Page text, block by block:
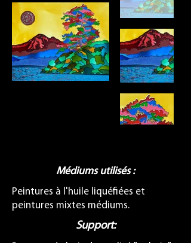
Médiums utilisés :
Peintures à l'huile liquéfiées et
peintures mixtes médiums.
Support: